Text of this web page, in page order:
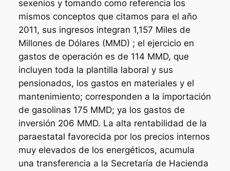
sexenios y tomando como referencia los
mismos conceptos que citamos para el año
2011, sus ingresos integran 1,157 Miles de
Millones de Dólares (MMD) ; el ejercicio en
gastos de operación es de 114 MMD, que
incluyen toda la plantilla laboral y sus
pensionados, los gastos en materiales y el
mantenimiento; corresponden a la importación
de gasolinas 175 MMD; ya los gastos de
inversión 206 MMD. La alta rentabilidad de la
paraestatal favorecida por los precios internos
muy elevados de los energéticos, acumula
una transferencia a la Secretaría de Hacienda